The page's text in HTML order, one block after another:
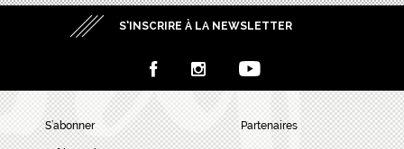
S’INSCRIRE À LA NEWSLETTER
S’abonner Partenaires